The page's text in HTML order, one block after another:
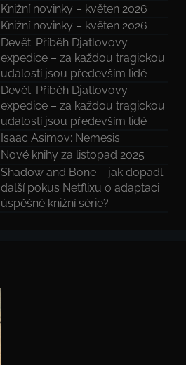
Knižní novinky – květen 2026
Knižní novinky – květen 2026
Devět: Příběh Djatlovovy
expedice – za každou tragickou
událostí jsou především lidé
Devět: Příběh Djatlovovy
expedice – za každou tragickou
událostí jsou především lidé
Isaac Asimov: Nemesis
Nové knihy za listopad 2025
Shadow and Bone – jak dopadl
další pokus Netflixu o adaptaci
úspěšné knižní série?